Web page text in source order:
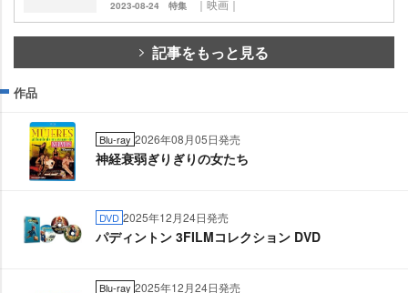
2023-08-24 特集 ｜映画｜
記事をもっと見る
作品
Blu-ray 2026年08月05日発売
神経衰弱ぎりぎりの女たち
DVD 2025年12月24日発売
パディントン 3FILMコレクション DVD
Blu-ray 2025年12月24日発売